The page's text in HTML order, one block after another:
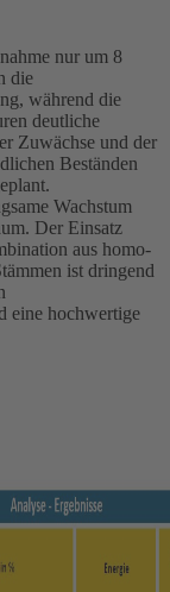
nur um 8
die
während die
deutliche
Zuwächse und der
Beständen
Wachstum
Der Einsatz
aus homo-
ist dringend
eine hochwertige